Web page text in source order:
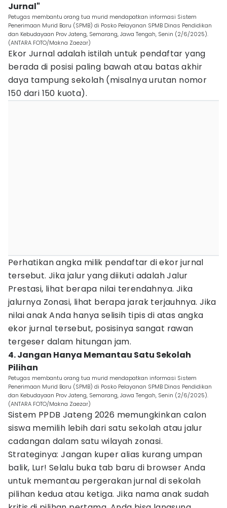
Jurnal"
Petugas membantu orang tua murid mendapatkan informasi Sistem
Penerimaan Murid Baru (SPMB) di Posko Pelayanan SPMB Dinas Pendidikan
dan Kebudayaan Prov Jateng, Semarang, Jawa Tengah, Senin (2/6/2025).
(ANTARA FOTO/Makna Zaezar)
Ekor Jurnal adalah istilah untuk pendaftar yang
berada di posisi paling bawah atau batas akhir
daya tampung sekolah (misalnya urutan nomor
150 dari 150 kuota).
Perhatikan angka milik pendaftar di ekor jurnal
tersebut. Jika jalur yang diikuti adalah Jalur
Prestasi, lihat berapa nilai terendahnya. Jika
jalurnya Zonasi, lihat berapa jarak terjauhnya. Jika
nilai anak Anda hanya selisih tipis di atas angka
ekor jurnal tersebut, posisinya sangat rawan
tergeser dalam hitungan jam.
4. Jangan Hanya Memantau Satu Sekolah
Pilihan
Petugas membantu orang tua murid mendapatkan informasi Sistem
Penerimaan Murid Baru (SPMB) di Posko Pelayanan SPMB Dinas Pendidikan
dan Kebudayaan Prov Jateng, Semarang, Jawa Tengah, Senin (2/6/2025).
(ANTARA FOTO/Makna Zaezar)
Sistem PPDB Jateng 2026 memungkinkan calon
siswa memilih lebih dari satu sekolah atau jalur
cadangan dalam satu wilayah zonasi.
Strateginya: Jangan kuper alias kurang umpan
balik, Lur! Selalu buka tab baru di browser Anda
untuk memantau pergerakan jurnal di sekolah
pilihan kedua atau ketiga. Jika nama anak sudah